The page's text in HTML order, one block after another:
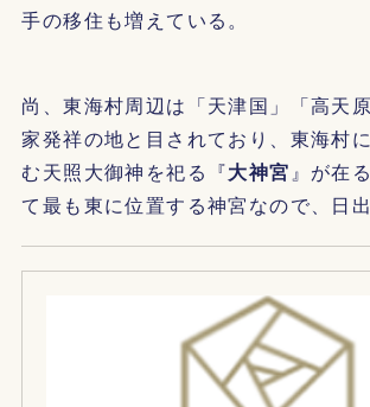
手の移住も増えている。
尚、東海村周辺は「天津国」「高天
家発祥の地と目されており、東海村
む天照大御神を祀る『大神宮』が在
て最も東に位置する神宮なので、日出